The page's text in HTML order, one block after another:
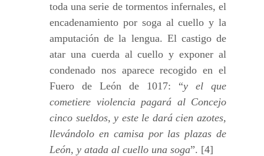
toda una serie de tormentos infernales, el
encadenamiento por soga al cuello y la
amputación de la lengua. El castigo de
atar una cuerda al cuello y exponer al
condenado nos aparece recogido en el
Fuero de León de 1017: “y el que
cometiere violencia pagará al Concejo
cinco sueldos, y este le dará cien azotes,
llevándolo en camisa por las plazas de
León, y atada al cuello una soga”. [4]